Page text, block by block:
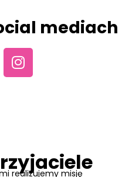
mediach
realizujemy misję